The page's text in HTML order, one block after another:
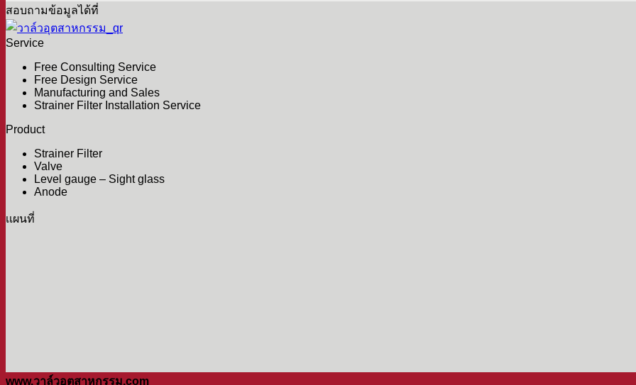
สอบถามข้อมูลได้ที่
Service
Free Consulting Service
Free Design Service
Manufacturing and Sales
Strainer Filter Installation Service
Product
Strainer Filter
Valve
Level gauge – Sight glass
Anode
เเผนที่
www.วาล์วอุตสาหกรรม.com